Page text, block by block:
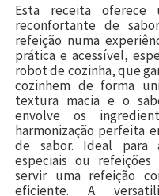
Esta receita oferece
reconfortante de
refeição numa
prática e acessível,
robot de cozinha, que
cozinhem de forma
textura macia e o
envolve os
harmonização perfeita
de sabor. Ideal para
especiais ou
servir uma refeição
eficiente. A